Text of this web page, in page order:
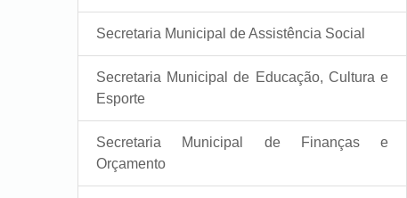
Secretaria Municipal de Assistência Social
Secretaria Municipal de Educação, Cultura e
Esporte
Secretaria Municipal de Finanças e
Orçamento